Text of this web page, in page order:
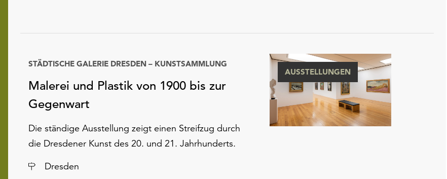
Malerei und Plastik von 1900 bis zur
Gegenwart
STÄDTISCHE GALERIE DRESDEN – KUNSTSAMMLUNG
Die ständige Ausstellung zeigt einen Streifzug durch
die Dresdener Kunst des 20. und 21. Jahrhunderts.
Ort
Dresden
Datum
AUSSTELLUNGEN